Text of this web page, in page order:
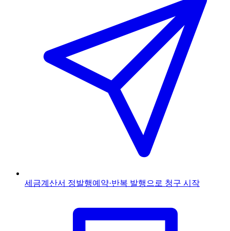
세금계산서 정발행예약·반복 발행으로 청구 시작